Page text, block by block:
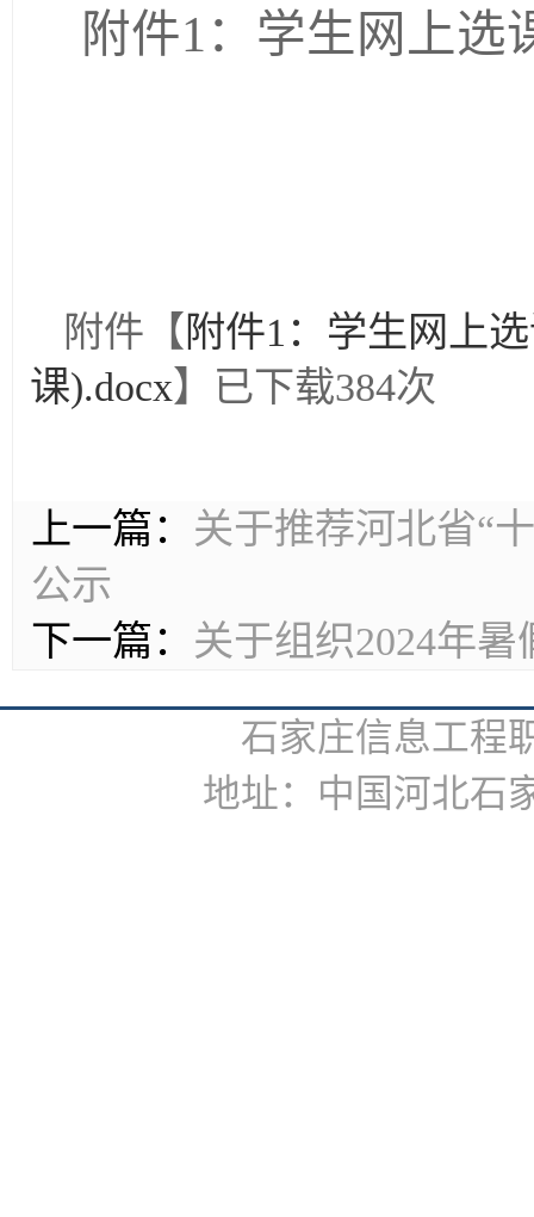
附件1 ：学生网上选
附件【 附件1：学生网上
课).docx】已下载384次
上一篇： 关于推荐河北省“
公示
下一篇： 关于组织2024年
石家庄信息工程
地址：中国河北石